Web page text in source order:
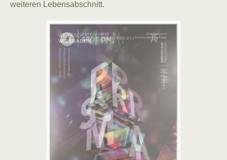
weiteren Lebensabschnitt.